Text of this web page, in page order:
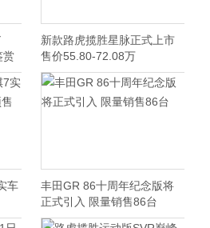
赏
新款路虎揽胜星脉正式上市
售价55.80-72.08万
车
丰田GR 86十周年纪念版将
正式引入 限量销售86台